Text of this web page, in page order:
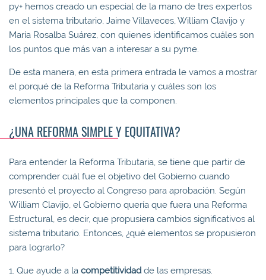
py+ hemos creado un especial de la mano de tres expertos
en el sistema tributario, Jaime Villaveces, William Clavijo y
María Rosalba Suárez, con quienes identificamos cuáles son
los puntos que más van a interesar a su pyme.
De esta manera, en esta primera entrada le vamos a mostrar
el porqué de la Reforma Tributaria y cuáles son los
elementos principales que la componen.
¿UNA REFORMA SIMPLE Y EQUITATIVA?
Para entender la Reforma Tributaria, se tiene que partir de
comprender cuál fue el objetivo del Gobierno cuando
presentó el proyecto al Congreso para aprobación. Según
William Clavijo, el Gobierno quería que fuera una Reforma
Estructural, es decir, que propusiera cambios significativos al
sistema tributario. Entonces, ¿qué elementos se propusieron
para lograrlo?
1. Que ayude a la competitividad de las empresas.